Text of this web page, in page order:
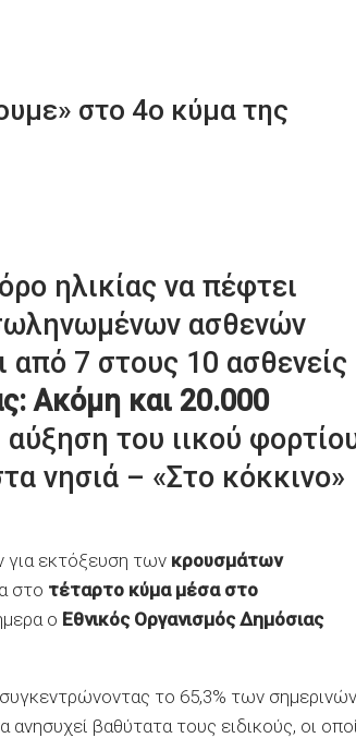
στο 4ο κύμα της
ηλικίας να πέφτει
ασθενών
από 7 στους 10 ασθενείς
Ακόμη και 20.000
του ιικού
νησιά – «Στο κόκκινο»
εκτόξευση των κρουσμάτων
στο τέταρτο κύμα μέσα στο
ο Εθνικός Οργανισμός Δημόσιας
το 65,3% των σημερινών
βαθύτατα τους ειδικούς, οι